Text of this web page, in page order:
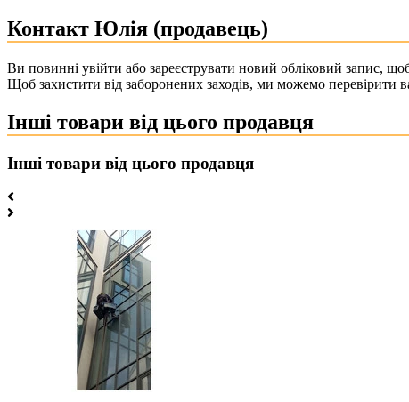
Контакт Юлія (продавець)
Ви повинні увійти або зареєструвати новий обліковий запис,
Щоб захистити від заборонених заходів, ми можемо перевірити
Інші товари від цього продавця
Інші товари від цього продавця